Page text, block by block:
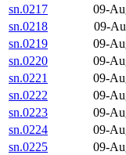
sn.0217
09-
sn.0218
09-
sn.0219
09-
sn.0220
09-
sn.0221
09-
sn.0222
09-
sn.0223
09-
sn.0224
09-
sn.0225
09-